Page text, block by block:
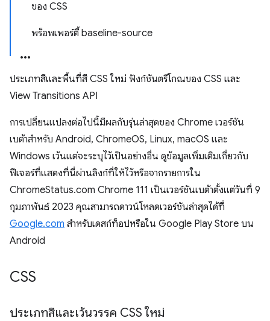
ของ CSS
พร็อพเพอร์ตี้ baseline-source
ประเภทสีและพื้นที่สี CSS ใหม่ ฟังก์ชันตรีโกณของ CSS และ
View Transitions API
การเปลี่ยนแปลงต่อไปนี้มีผลกับรุ่นล่าสุดของ Chrome เวอร์ชัน
เบต้าสำหรับ Android, ChromeOS, Linux, macOS และ
Windows เว้นแต่จะระบุไว้เป็นอย่างอื่น ดูข้อมูลเพิ่มเติมเกี่ยวกับ
ฟีเจอร์ที่แสดงที่นี่ผ่านลิงก์ที่ให้ไว้หรือจากรายการใน
ChromeStatus.com Chrome 111 เป็นเวอร์ชันเบต้าตั้งแต่วันที่ 9
กุมภาพันธ์ 2023 คุณสามารถดาวน์โหลดเวอร์ชันล่าสุดได้ที่
Google.com สำหรับเดสก์ท็อปหรือใน Google Play Store บน
Android
CSS
ประเภทสีและเว้นวรรค CSS ใหม่